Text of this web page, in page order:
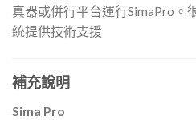
真器或併行平台運行SimaPro。
統提供技術支援
補充說明
Sima Pro